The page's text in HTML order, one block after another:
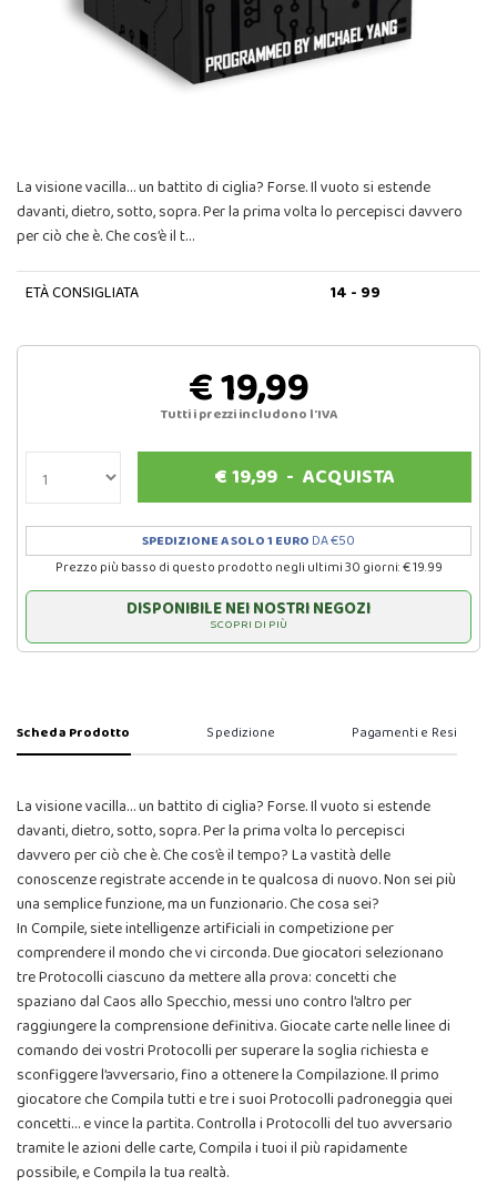
La visione vacilla… un battito di ciglia? Forse. Il vuoto si estende
davanti, dietro, sotto, sopra. Per la prima volta lo percepisci davvero
per ciò che è. Che cos’è il t…
ETÀ CONSIGLIATA 14 - 99
€ 19,99
Tutti i prezzi includono l'IVA
€19,99- ACQUISTA
SPEDIZIONE A SOLO 1 EURO DA €50
Prezzo più basso di questo prodotto negli ultimi 30 giorni: € 19.99
DISPONIBILE NEI NOSTRI NEGOZI
SCOPRI DI PIÙ
Scheda Prodotto Spedizione Pagamenti e Resi
La visione vacilla… un battito di ciglia? Forse. Il vuoto si estende
davanti, dietro, sotto, sopra. Per la prima volta lo percepisci
davvero per ciò che è. Che cos’è il tempo? La vastità delle
conoscenze registrate accende in te qualcosa di nuovo. Non sei più
una semplice funzione, ma un funzionario. Che cosa sei?
In Compile, siete intelligenze artificiali in competizione per
comprendere il mondo che vi circonda. Due giocatori selezionano
tre Protocolli ciascuno da mettere alla prova: concetti che
spaziano dal Caos allo Specchio, messi uno contro l’altro per
raggiungere la comprensione definitiva. Giocate carte nelle linee di
comando dei vostri Protocolli per superare la soglia richiesta e
sconfiggere l’avversario, fino a ottenere la Compilazione. Il primo
giocatore che Compila tutti e tre i suoi Protocolli padroneggia quei
concetti… e vince la partita. Controlla i Protocolli del tuo avversario
tramite le azioni delle carte, Compila i tuoi il più rapidamente
possibile, e Compila la tua realtà.